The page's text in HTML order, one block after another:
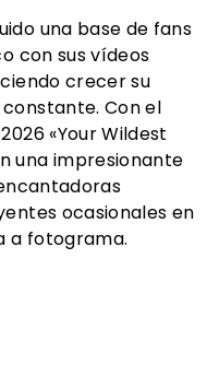
una base de fans
con sus vídeos
crecer su
Con el
«Your Wildest
una impresionante
ocasionales en
a fotograma.